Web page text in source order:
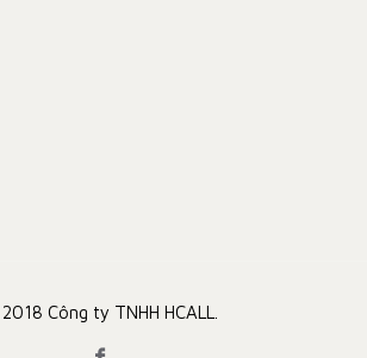
Công ty TNHH HCALL.